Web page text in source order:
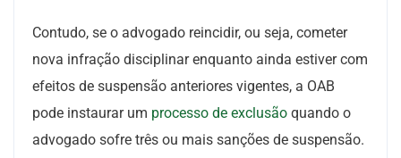
Contudo, se o advogado reincidir, ou seja, cometer
nova infração disciplinar enquanto ainda estiver com
efeitos de suspensão anteriores vigentes, a OAB
pode instaurar um processo de exclusão quando o
advogado sofre três ou mais sanções de suspensão.